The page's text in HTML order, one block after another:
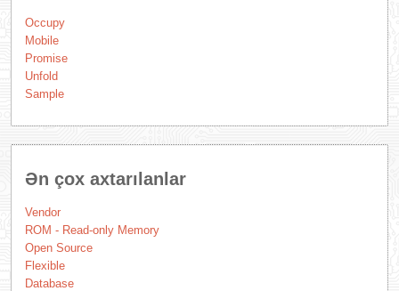
Occupy
Mobile
Promise
Unfold
Sample
Ən çox axtarılanlar
Vendor
ROM - Read-only Memory
Open Source
Flexible
Database